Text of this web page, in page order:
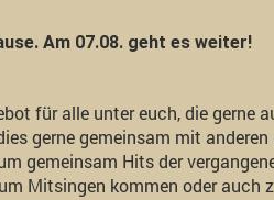
Am 07.08. geht es weiter!
für alle unter euch, die gerne
gerne gemeinsam mit
gemeinsam Hits der
Mitsingen kommen oder auch